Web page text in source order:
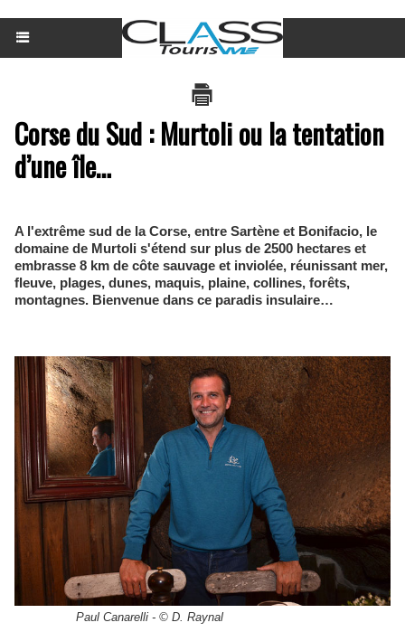
Corse du Sud : Murtoli ou la tentation
d’une île…
A l'extrême sud de la Corse, entre Sartène et Bonifacio, le
domaine de Murtoli s'étend sur plus de 2500 hectares et
embrasse 8 km de côte sauvage et inviolée, réunissant mer,
fleuve, plages, dunes, maquis, plaine, collines, forêts,
montagnes. Bienvenue dans ce paradis insulaire…
Paul Canarelli - © D. Raynal